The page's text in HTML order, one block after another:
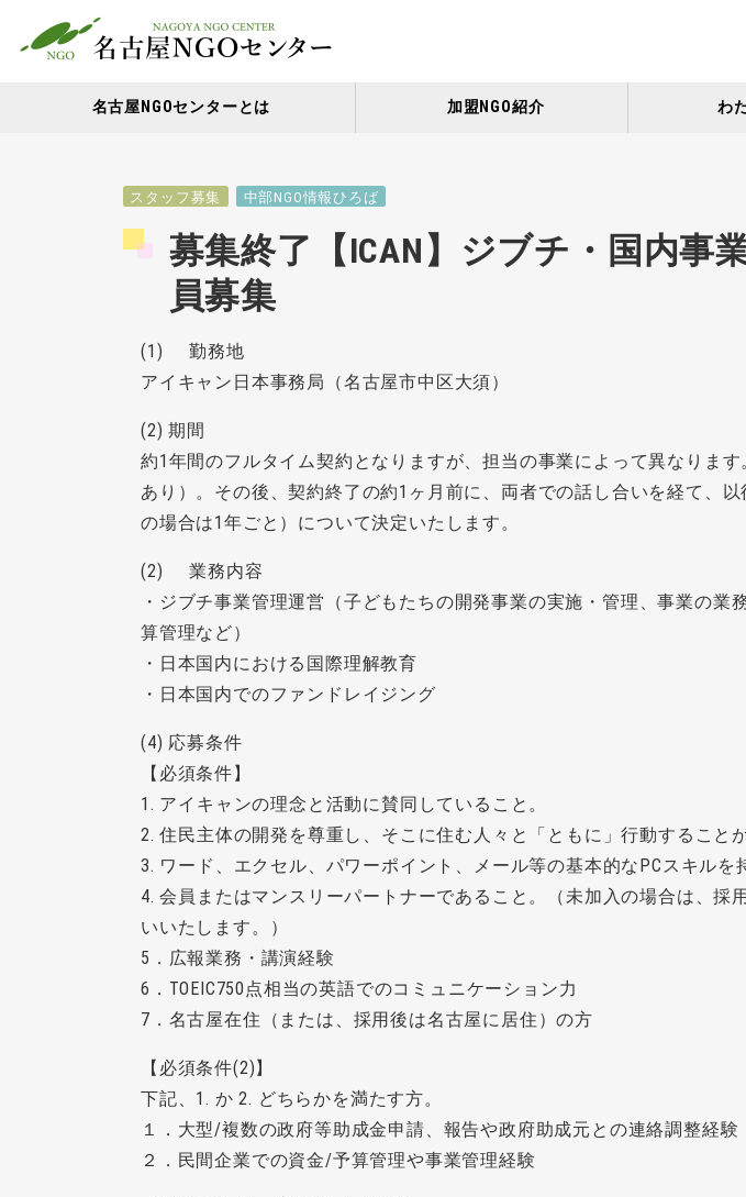
名古屋NGOセンターとは 加盟NGO紹介 わ
スタッフ募集 中部NGO情報ひろば
募集終了【ICAN】ジブチ・国内事
員募集
(1) 勤務地
アイキャン日本事務局（名古屋市中区大須）
(2) 期間
約1年間のフルタイム契約となりますが、担当の事業によって異なりま
あり）。その後、契約終了の約1ヶ月前に、両者での話し合いを経て、
の場合は1年ごと）について決定いたします。
(2) 業務内容
・ジブチ事業管理運営（子どもたちの開発事業の実施・管理、事業の業
算管理など）
・日本国内における国際理解教育
・日本国内でのファンドレイジング
(4) 応募条件
【必須条件】
1. アイキャンの理念と活動に賛同していること。
2. 住民主体の開発を尊重し、そこに住む人々と「ともに」行動すること
3. ワード、エクセル、パワーポイント、メール等の基本的なPCスキルを
4. 会員またはマンスリーパートナーであること。（未加入の場合は、採
いいたします。）
5．広報業務・講演経験
6．TOEIC750点相当の英語でのコミュニケーション力
7．名古屋在住（または、採用後は名古屋に居住）の方
【必須条件(2)】
下記、1. か 2. どちらかを満たす方。
１．大型/複数の政府等助成金申請、報告や政府助成元との連絡調整経験
２．民間企業での資金/予算管理や事業管理経験